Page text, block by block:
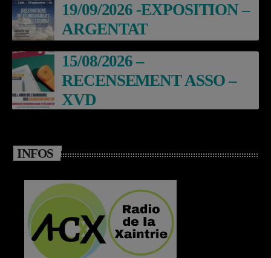
19/09/2026 -EXPOSITION –
ARGENTAT
15/08/2026 –
RECENSEMENT ASSO –
XVD
INFOS